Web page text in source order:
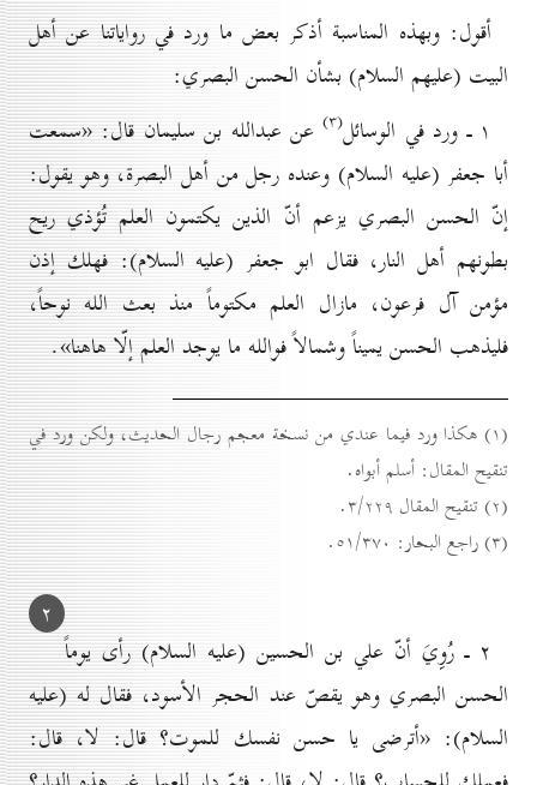
أقول: وبهذه المناسبة أذكر بعض ما ورد في رواياتنا عن أهل
البيت (عليهم السلام) بشأن الحسن البصري:
۱ ـ ورد في الوسائل
(۳) عن عبدالله بن سليمان قال: «سمعت
أبا جعفر (عليه السلام) وعنده رجل من أهل البصرة، وهو يقول:
إنّ الحسن البصري يزعم أنّ الذين يكتمون العلم تُؤذي ريح
بطونهم أهل النار، فقال ابو جعفر (عليه السلام): فهلك إذن
مؤمن آل فرعون، مازال العلم مكتوماً منذ بعث الله نوحاً،
فليذهب الحسن يميناً وشمالاً فوالله ما يوجد العلم إلّا هاهنا».
(۱) هكذا ورد فيما عندي من نسخة معجم رجال الحديث، ولكن ورد في
تنقيح المقال: أسلم أبواه.
(۲) تنقيح المقال ۳/۲۲۹.
(۳) راجع البحار: ٥۱/۳۷٠.
۲
۲ ـ رُوِيَ أنّ علي بن الحسين (عليه السلام) رأى يوماً
الحسن البصري وهو يقصّ عند الحجر الأسود، فقال له (عليه
السلام): «أترضى يا حسن نفسك للموت؟ قال: لا، قال: